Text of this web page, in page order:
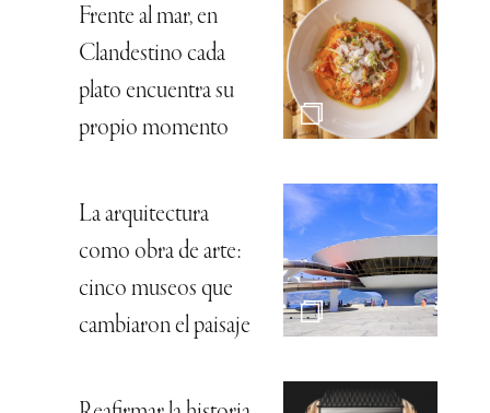
Frente al mar, en
Clandestino cada
plato encuentra su
propio momento
La arquitectura
como obra de arte:
cinco museos que
cambiaron el paisaje